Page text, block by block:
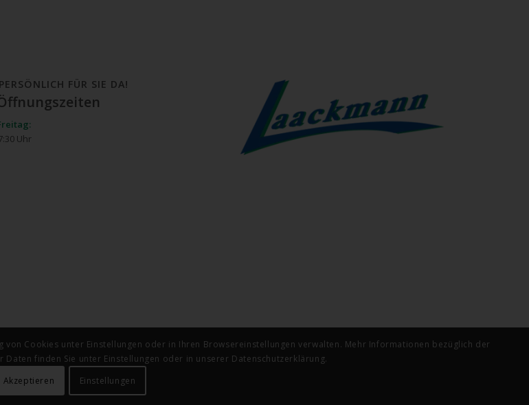
FÜR SIE DA!
Uhr
Cookies unter Einstellungen oder in Ihren Browsereinstellungen verwalten. Mehr Informationen bezüglich der
Daten finden Sie unter Einstellungen oder in unserer Datenschutzerklärung.
Akzeptieren
Einstellungen